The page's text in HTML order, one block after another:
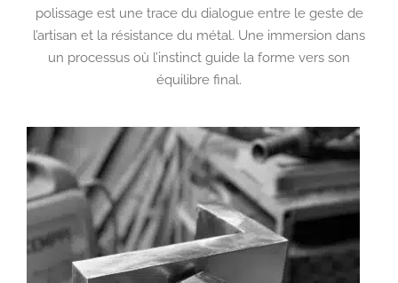
polissage est une trace du dialogue entre le geste de
l’artisan et la résistance du métal. Une immersion dans
un processus où l’instinct guide la forme vers son
équilibre final.